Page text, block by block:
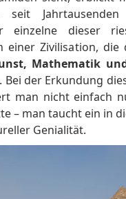
seit Jahrtausenden
einzelne dieser
einer Zivilisation, die
Mathematik
der Erkundung
man nicht einfach
– man taucht ein in
Genialität.